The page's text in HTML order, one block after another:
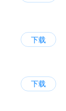
下载
下载